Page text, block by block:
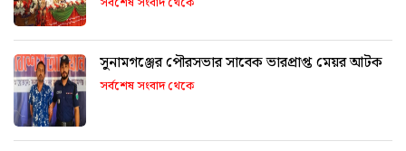
সুনামগঞ্জের পৌরসভার সাবেক ভারপ্রাপ্ত মেয়র আটক
সর্বশেষ সংবাদ থেকে